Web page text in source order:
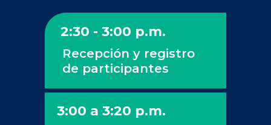
2:30 - 3:00 p.m.
Recepción y registro
de participantes
3:00 a 3:20 p.m.